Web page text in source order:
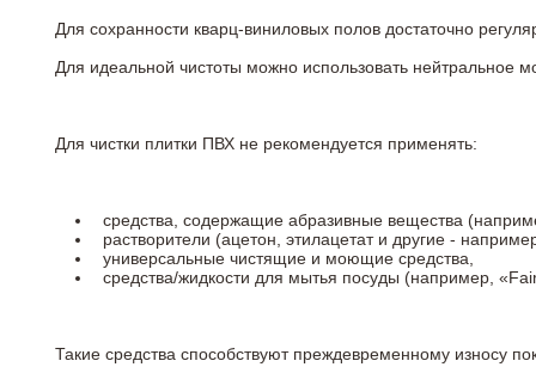
Для сохранности кварц-виниловых полов достаточно
Для идеальной чистоты можно использовать
Для чистки плитки ПВХ не рекомендуется применять:
средства, содержащие абразивные вещества
растворители (ацетон, этилацетат и другие -
универсальные чистящие и моющие средства,
средства/жидкости для мытья посуды (например,
Такие средства способствуют преждевременному износу